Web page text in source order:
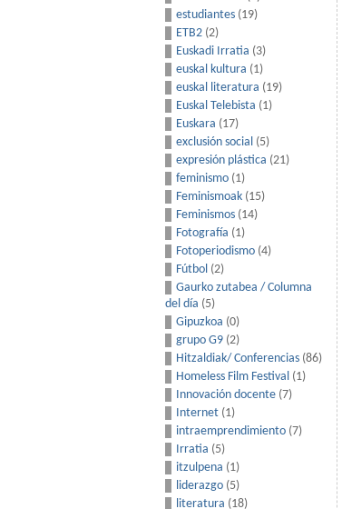
estudiantes (19)
ETB2 (2)
Euskadi Irratia (3)
euskal kultura (1)
euskal literatura (19)
Euskal Telebista (1)
Euskara (17)
exclusión social (5)
expresión plástica (21)
feminismo (1)
Feminismoak (15)
Feminismos (14)
Fotografía (1)
Fotoperiodismo (4)
Fútbol (2)
Gaurko zutabea / Columna
del día (5)
Gipuzkoa (0)
grupo G9 (2)
Hitzaldiak/ Conferencias (86)
Homeless Film Festival (1)
Innovación docente (7)
Internet (1)
intraemprendimiento (7)
Irratia (5)
itzulpena (1)
liderazgo (5)
literatura (18)